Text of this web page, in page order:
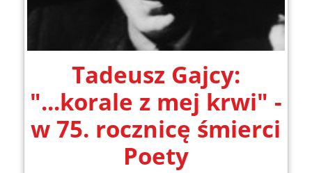
Tadeusz Gajcy:
"...korale z mej krwi" -
w 75. rocznicę śmierci
Poety